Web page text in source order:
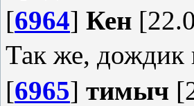
[6964] Кен
Так же, дождик
[6965] тимыч